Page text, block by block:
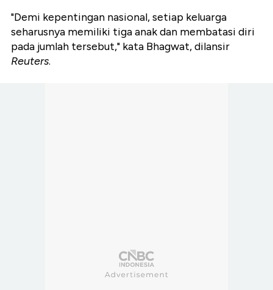
"Demi kepentingan nasional, setiap keluarga
seharusnya memiliki tiga anak dan membatasi diri
pada jumlah tersebut," kata Bhagwat, dilansir
Reuters.